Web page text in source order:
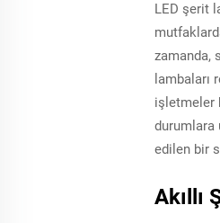
LED şerit
zamanda,
işletmeler
durumlara
edilen bir
Akıllı